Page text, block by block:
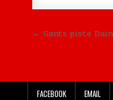
← Gants piste
FACEBOOK EMAIL